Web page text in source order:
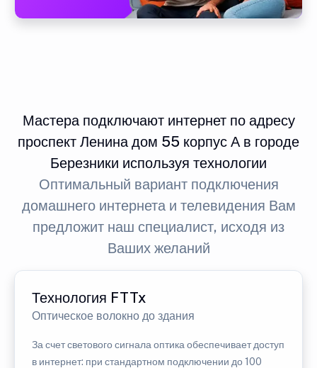
Мастера подключают интернет по адресу
проспект Ленина дом 55 корпус А в городе
Березники используя технологии
Оптимальный вариант подключения
домашнего интернета и телевидения Вам
предложит наш специалист, исходя из
Ваших желаний
Технология FTTx
Оптическое волокно до здания
За счет светового сигнала оптика обеспечивает доступ
в интернет: при стандартном подключении до 100